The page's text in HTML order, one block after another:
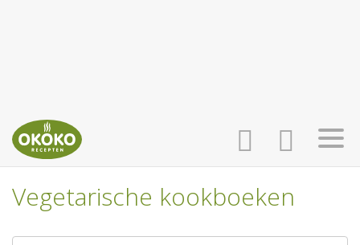
INLOGGEN
HOME
Vegetarische kookboeken